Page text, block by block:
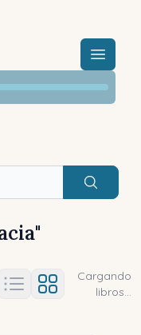
Menú
Buscar
"
Título (z-a)
abierto
Cargando
libros...